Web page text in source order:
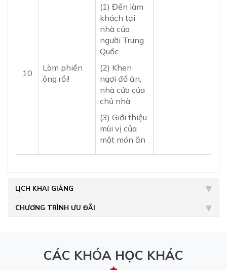
10
Làm phiền
ông rồi!
(1) Đến làm
khách tại
nhà của
người Trung
Quốc
(2) Khen
ngợi đồ ăn,
nhà cửa của
chủ nhà
(3) Giới thiệu
mùi vị của
một món ăn
LỊCH KHAI GIẢNG
CHƯƠNG TRÌNH ƯU ĐÃI
CÁC KHÓA HỌC KHÁC